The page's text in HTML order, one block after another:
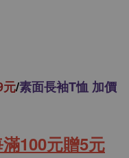
元/素面長袖T恤 加價
100元贈5元